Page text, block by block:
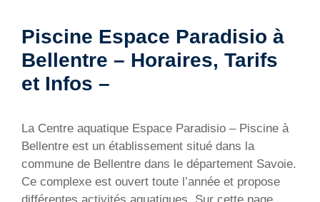
Piscine Espace Paradisio à
Bellentre – Horaires, Tarifs
et Infos –
La Centre aquatique Espace Paradisio – Piscine à
Bellentre est un établissement situé dans la
commune de Bellentre dans le département Savoie.
Ce complexe est ouvert toute l’année et propose
différentes activités aquatiques. Sur cette page